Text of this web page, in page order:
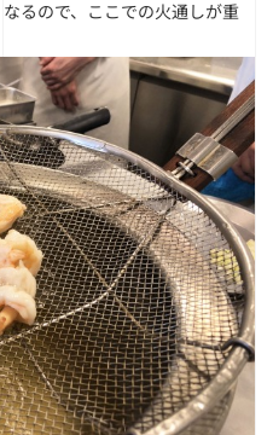
るので、ここでの火通しが重